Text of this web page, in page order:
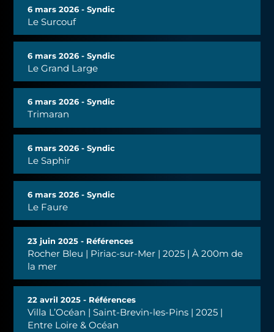
6 mars 2026 - Syndic
Le Surcouf
6 mars 2026 - Syndic
Le Grand Large
6 mars 2026 - Syndic
Trimaran
6 mars 2026 - Syndic
Le Saphir
6 mars 2026 - Syndic
Le Faure
23 juin 2025 - Références
Rocher Bleu | Piriac-sur-Mer | 2025 | À 200m de
la mer
22 avril 2025 - Références
Villa L’Océan | Saint-Brevin-les-Pins | 2025 |
Entre Loire & Océan